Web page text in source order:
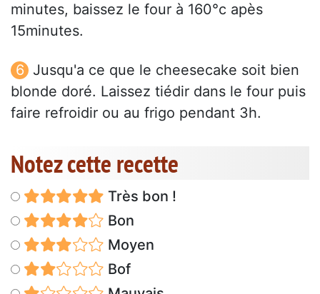
minutes, baissez le four à 160°c apès
15minutes.
Jusqu'a ce que le cheesecake soit bien
blonde doré. Laissez tiédir dans le four puis
faire refroidir ou au frigo pendant 3h.
Notez cette recette
Très bon !
Bon
Moyen
Bof